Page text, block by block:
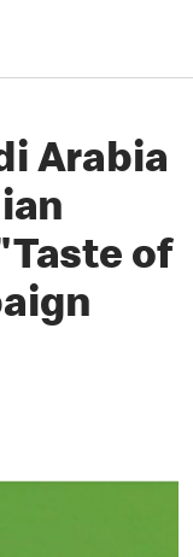
Arabia
of